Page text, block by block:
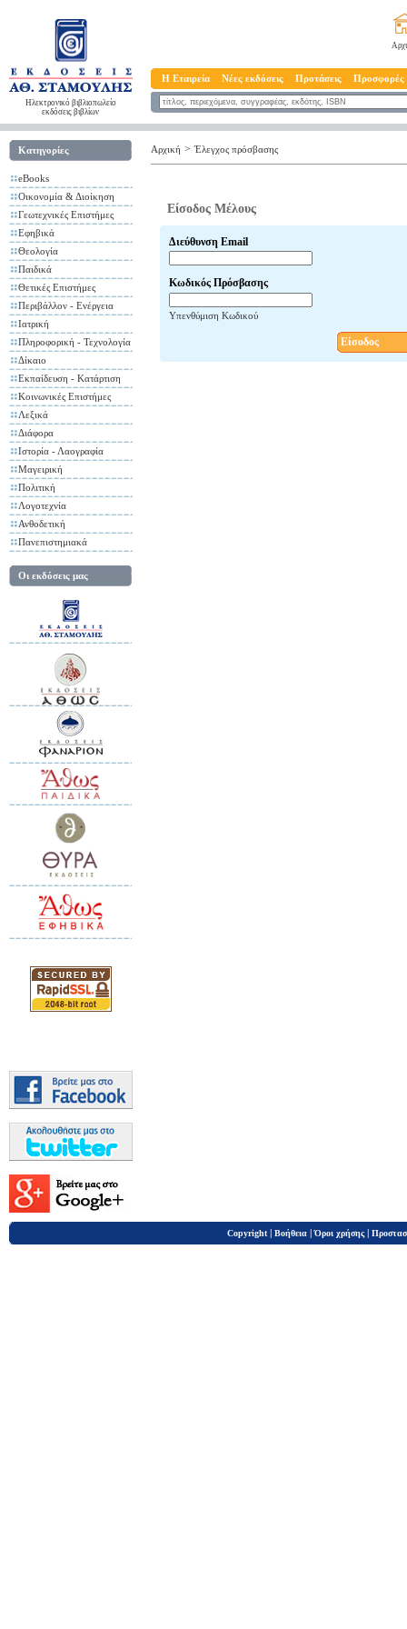
Ηλεκτρονικό βιβλιοπωλείο
εκδόσεις βιβλίων
Η Εταιρεία Νέες εκδόσεις Προτάσεις Προσφορές
Κατηγορίες
eBooks
Οικονομία & Διοίκηση
Γεωτεχνικές Επιστήμες
Εφηβικά
Θεολογία
Παιδικά
Θετικές Επιστήμες
Περιβάλλον - Ενέργεια
Ιατρική
Πληροφορική - Τεχνολογία
Δίκαιο
Εκπαίδευση - Κατάρτιση
Κοινωνικές Επιστήμες
Λεξικά
Διάφορα
Ιστορία - Λαογραφία
Μαγειρική
Πολιτική
Λογοτεχνία
Ανθοδετική
Πανεπιστημιακά
Οι εκδόσεις μας
Αρχική > Έλεγχος πρόσβασης
Είσοδος Μέλους
Διεύθυνση Email
Κωδικός Πρόσβασης
Υπενθύμιση Κωδικού
Είσοδος
Copyright | Βοήθεια |Όροι χρήσης |